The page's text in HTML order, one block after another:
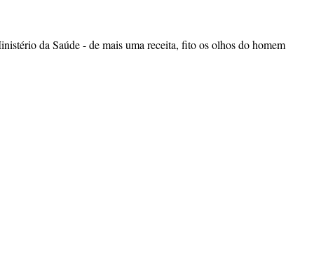
da Saúde - de mais uma receita, fito os olhos do homem